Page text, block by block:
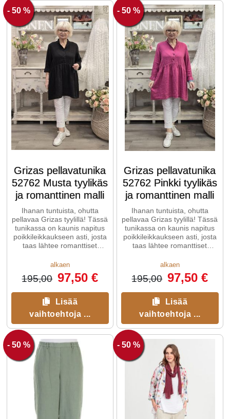
Grizas pellavatunika
52762 Musta tyylikäs
ja romanttinen malli
Ihanan tuntuista, ohutta
pellavaa Grizas tyylillä! Tässä
tunikassa on kaunis napitus
poikkileikkaukseen asti, josta
taas lähtee romanttiset
alkaen
195,00 97,50 €
- 50 %
Lisää
vaihtoehtoja ...
Grizas pellavatunika
52762 Pinkki tyylikäs
ja romanttinen malli
Ihanan tuntuista, ohutta
pellavaa Grizas tyylillä! Tässä
tunikassa on kaunis napitus
poikkileikkaukseen asti, josta
taas lähtee romanttiset
alkaen
195,00 97,50 €
- 50 %
Lisää
vaihtoehtoja ...
- 50 % - 50 %